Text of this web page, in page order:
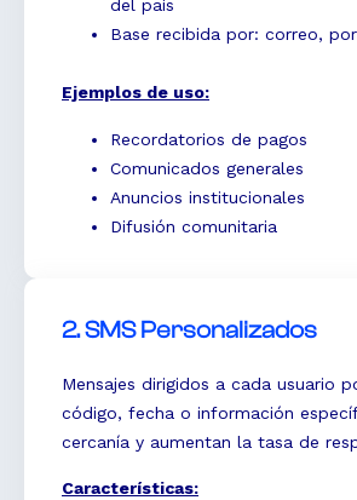
del país
Base recibida por: correo,
Ejemplos de uso:
Recordatorios de pagos
Comunicados generales
Anuncios institucionales
Difusión comunitaria
2. SMS Personalizados
Mensajes dirigidos a cada usuario
código, fecha o información
cercanía y aumentan la tasa de
Características: